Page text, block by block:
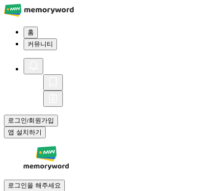
홈
커뮤니티
로그인/회원가입
앱 설치하기
로그인을 해주세요